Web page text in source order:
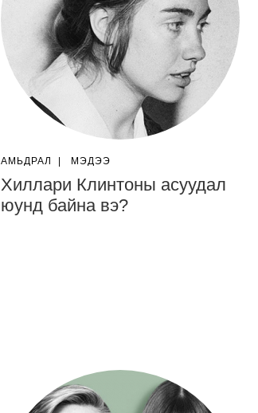
АМЬДРАЛ МЭДЭЭ
Хиллари Клинтоны асуудал
юунд байна вэ?